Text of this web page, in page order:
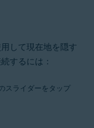
して現在地を隠す
するには：
スライダーをタップ